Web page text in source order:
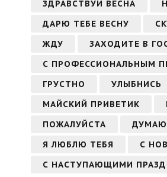
ЗДРАВСТВУЙ ВЕСНА
ДАРЮ ТЕБЕ ВЕСНУ
ЖДУ
ЗАХОДИТЕ В
С ПРОФЕССИОНАЛЬНЫМ
ГРУСТНО
УЛЫБНИСЬ
МАЙСКИЙ ПРИВЕТИК
ПОЖАЛУЙСТА
ДУМАЮ
Я ЛЮБЛЮ ТЕБЯ
С
С НАСТУПАЮЩИМИ